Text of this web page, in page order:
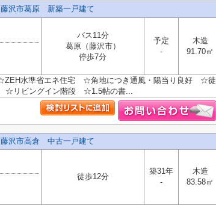
藤沢市葛原 新築一戸建て
バス11分
葛原（藤沢市）
停歩7分
予定
-
木造
91.70㎡
水準省エネ住宅 ☆角地につき通風・陽当り良好 ☆徒
☆リビングイン階段 ☆1.5帖の書...
藤沢市高倉 中古一戸建て
徒歩12分
築31年
-
木造
83.58㎡